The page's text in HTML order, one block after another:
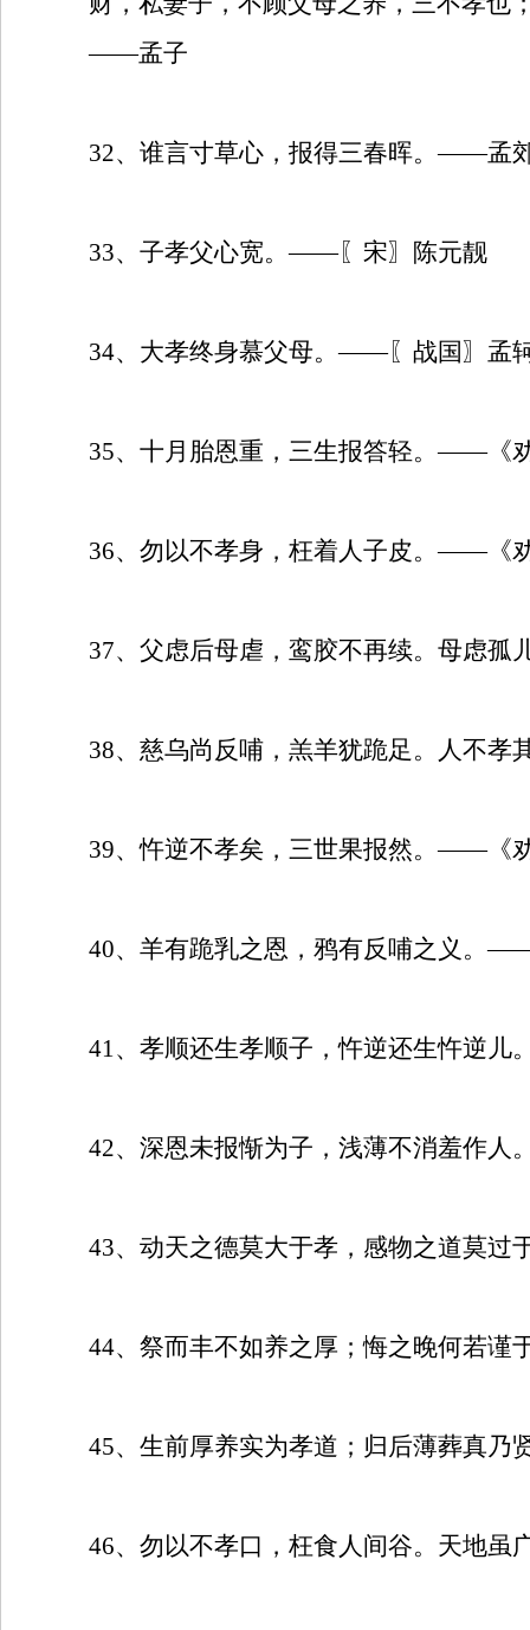
——孟子
32、谁言寸草心，报得三春晖。——孟
33、子孝父心宽。——〖宋〗陈元靓
34、大孝终身慕父母。——〖战国〗孟
35、十月胎恩重，三生报答轻。——《
36、勿以不孝身，枉着人子皮。——《
37、父虑后母虐，鸾胶不再续。母虑
38、慈乌尚反哺，羔羊犹跪足。人不
39、忤逆不孝矣，三世果报然。——《
40、羊有跪乳之恩，鸦有反哺之义。
41、孝顺还生孝顺子，忤逆还生忤逆
42、深恩未报惭为子，浅薄不消羞作
43、动天之德莫大于孝，感物之道莫
44、祭而丰不如养之厚；悔之晚何若
45、生前厚养实为孝道；归后薄葬真
46、勿以不孝口，枉食人间谷。天地